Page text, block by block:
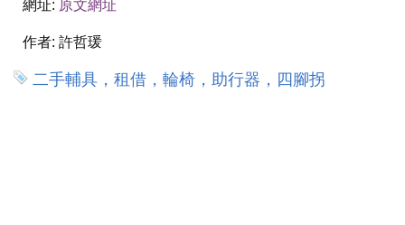
網址: 原文網址
作者: 許哲瑗
二手輔具，租借，輪椅，助行器，四腳拐